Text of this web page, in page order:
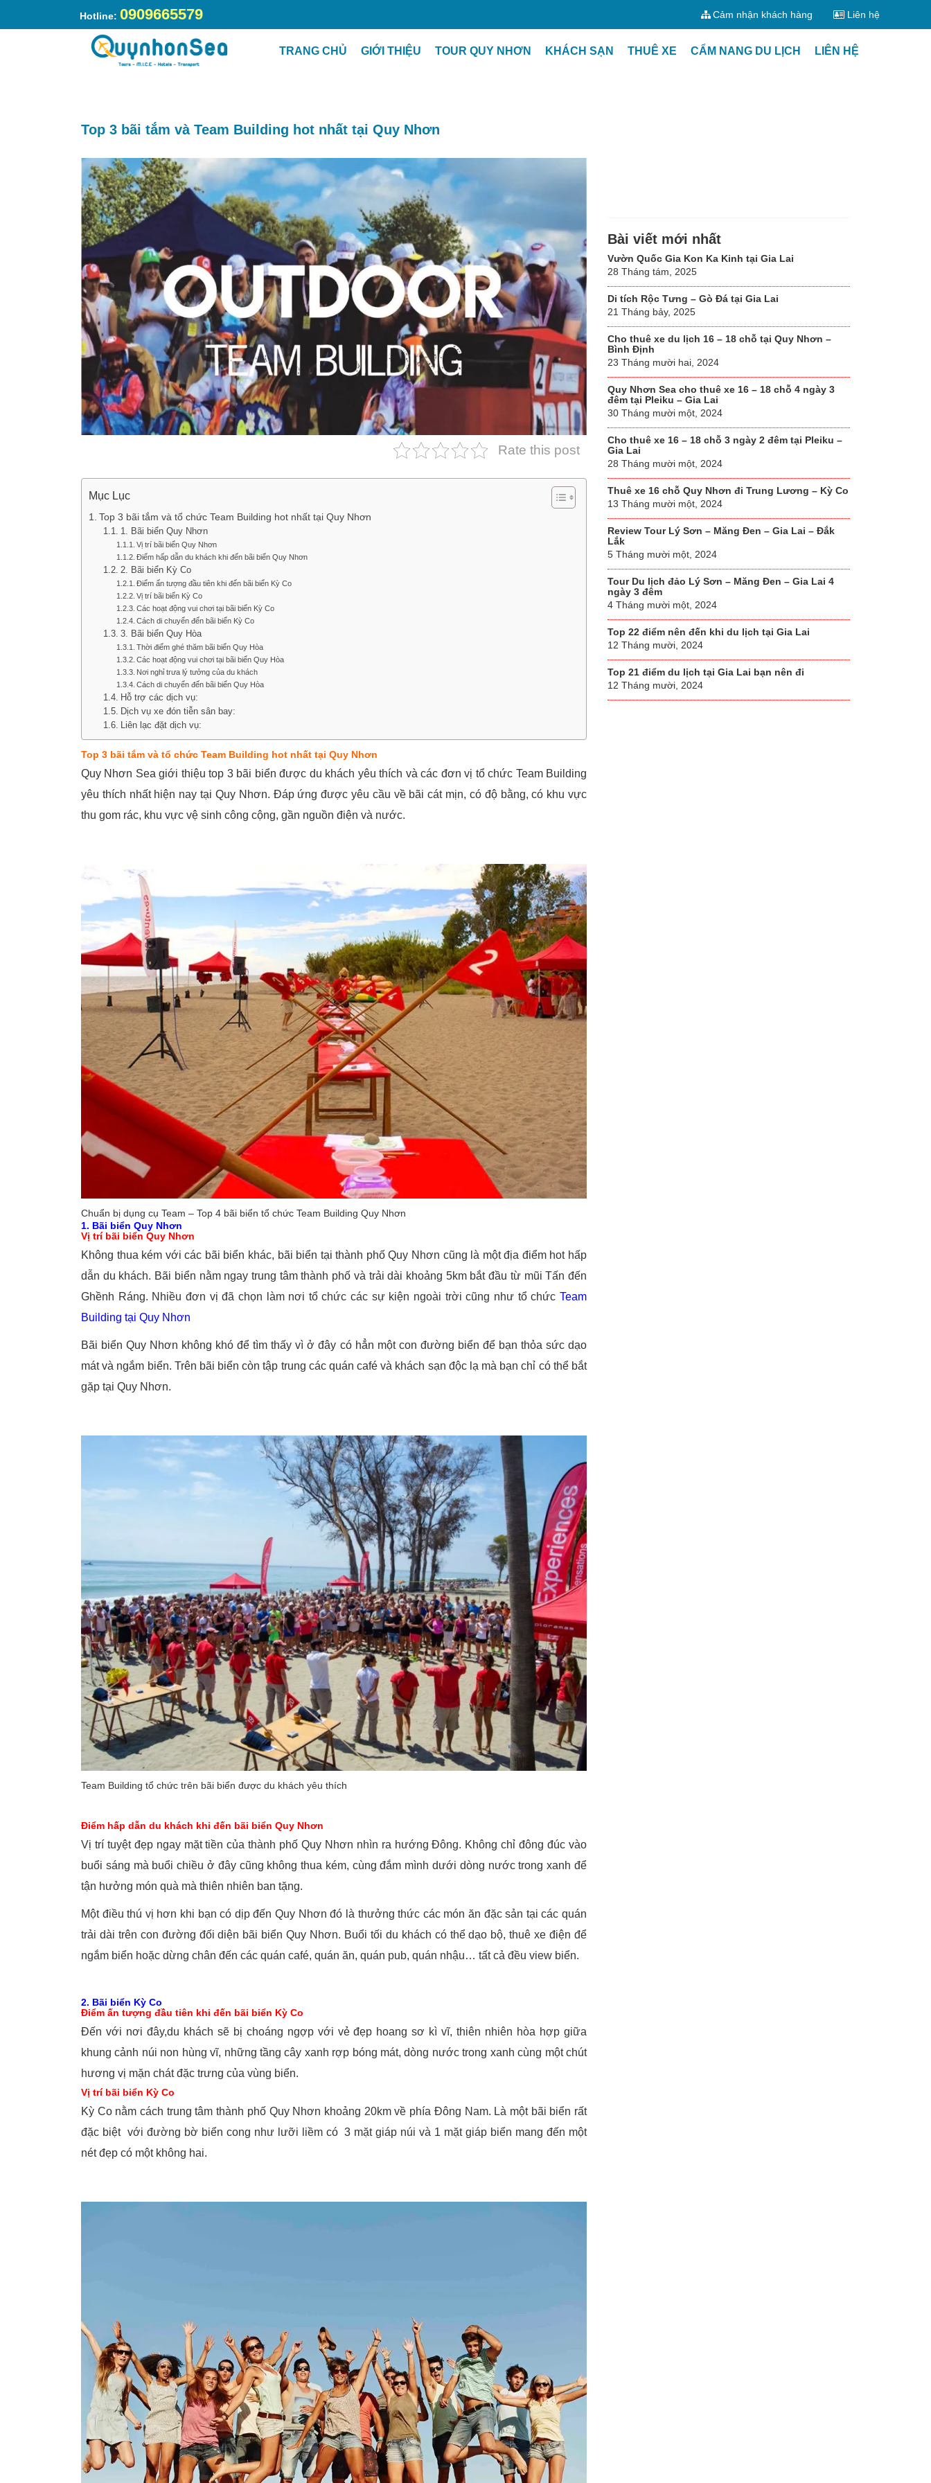
Hotline: 0909665579 Cảm nhận khách hàng Liên hệ
TRANG CHỦ GIỚI THIỆU TOUR QUY NHƠN KHÁCH SẠN THUÊ XE CẨM NANG DU LỊCH LIÊN HỆ
Trang chủ»Top 3 bãi tắm và Team Building hot nhất tại Quy Nhơn
Top 3 bãi tắm và Team Building hot nhất tại Quy Nhơn
Rate this post
Mục Lục
Top 3 bãi tắm và tổ chức Team Building hot nhất tại Quy Nhơn
1. Bãi biển Quy Nhơn
Vị trí bãi biển Quy Nhơn
Điểm hấp dẫn du khách khi đến bãi biển Quy Nhơn
2. Bãi biển Kỳ Co
Điểm ấn tượng đầu tiên khi đến bãi biển Kỳ Co
Vị trí bãi biển Kỳ Co
Các hoạt động vui chơi tại bãi biển Kỳ Co
Cách di chuyển đến bãi biển Kỳ Co
3. Bãi biển Quy Hòa
Thời điểm ghé thăm bãi biển Quy Hòa
Các hoạt động vui chơi tại bãi biển Quy Hòa
Nơi nghỉ trưa lý tưởng của du khách
Cách di chuyển đến bãi biển Quy Hòa
Hỗ trợ các dịch vụ:
Dịch vụ xe đón tiễn sân bay:
Liên lạc đặt dịch vụ:
Top 3 bãi tắm và tổ chức Team Building hot nhất tại Quy Nhơn
Quy Nhơn Sea giới thiệu top 3 bãi biển được du khách yêu thích và các đơn vị tổ chức Team Building
yêu thích nhất hiện nay tại Quy Nhơn. Đáp ứng được yêu cầu về bãi cát mịn, có độ bằng, có khu vực
thu gom rác, khu vực vệ sinh công cộng, gần nguồn điện và nước.
Chuẩn bị dụng cụ Team – Top 4 bãi biển tổ chức Team Building Quy Nhơn
1. Bãi biển Quy Nhơn
Vị trí bãi biển Quy Nhơn
Không thua kém với các bãi biển khác, bãi biển tại thành phố Quy Nhơn cũng là một địa điểm hot hấp
dẫn du khách. Bãi biển nằm ngay trung tâm thành phố và trải dài khoảng 5km bắt đầu từ mũi Tấn đến
Ghềnh Ráng. Nhiều đơn vị đã chọn làm nơi tổ chức các sự kiện ngoài trời cũng như tổ chức Team
Building tại Quy Nhơn
Bãi biển Quy Nhơn không khó để tìm thấy vì ở đây có hẳn một con đường biển để bạn thỏa sức dạo
mát và ngắm biển. Trên bãi biển còn tập trung các quán café và khách sạn độc lạ mà bạn chỉ có thể bắt
gặp tại Quy Nhơn.
Team Building tổ chức trên bãi biển được du khách yêu thích
Điểm hấp dẫn du khách khi đến bãi biển Quy Nhơn
Vị trí tuyệt đẹp ngay mặt tiền của thành phố Quy Nhơn nhìn ra hướng Đông. Không chỉ đông đúc vào
buổi sáng mà buổi chiều ở đây cũng không thua kém, cùng đắm mình dưới dòng nước trong xanh để
tận hưởng món quà mà thiên nhiên ban tặng.
Một điều thú vị hơn khi bạn có dịp đến Quy Nhơn đó là thưởng thức các món ăn đặc sản tại các quán
trải dài trên con đường đối diện bãi biển Quy Nhơn. Buổi tối du khách có thể dạo bộ, thuê xe điện để
ngắm biển hoặc dừng chân đến các quán café, quán ăn, quán pub, quán nhậu… tất cả đều view biển.
2. Bãi biển Kỳ Co
Điểm ấn tượng đầu tiên khi đến bãi biển Kỳ Co
Đến với nơi đây,du khách sẽ bị choáng ngợp với vẻ đẹp hoang sơ kì vĩ, thiên nhiên hòa hợp giữa
khung cảnh núi non hùng vĩ, những tầng cây xanh rợp bóng mát, dòng nước trong xanh cùng một chút
hương vị mặn chát đặc trưng của vùng biển.
Vị trí bãi biển Kỳ Co
Kỳ Co nằm cách trung tâm thành phố Quy Nhơn khoảng 20km về phía Đông Nam. Là một bãi biển rất
đặc biệt với đường bờ biển cong như lưỡi liềm có 3 mặt giáp núi và 1 mặt giáp biển mang đến một
nét đẹp có một không hai.
Bài viết mới nhất
Vườn Quốc Gia Kon Ka Kinh tại Gia Lai
28 Tháng tám, 2025
Di tích Rộc Tưng – Gò Đá tại Gia Lai
21 Tháng bảy, 2025
Cho thuê xe du lịch 16 – 18 chỗ tại Quy Nhơn –
Bình Định
23 Tháng mười hai, 2024
Quy Nhơn Sea cho thuê xe 16 – 18 chỗ 4 ngày 3
đêm tại Pleiku – Gia Lai
30 Tháng mười một, 2024
Cho thuê xe 16 – 18 chỗ 3 ngày 2 đêm tại Pleiku –
Gia Lai
28 Tháng mười một, 2024
Thuê xe 16 chỗ Quy Nhơn đi Trung Lương – Kỳ Co
13 Tháng mười một, 2024
Review Tour Lý Sơn – Măng Đen – Gia Lai – Đắk
Lắk
5 Tháng mười một, 2024
Tour Du lịch đảo Lý Sơn – Măng Đen – Gia Lai 4
ngày 3 đêm
4 Tháng mười một, 2024
Top 22 điểm nên đến khi du lịch tại Gia Lai
12 Tháng mười, 2024
Top 21 điểm du lịch tại Gia Lai bạn nên đi
12 Tháng mười, 2024